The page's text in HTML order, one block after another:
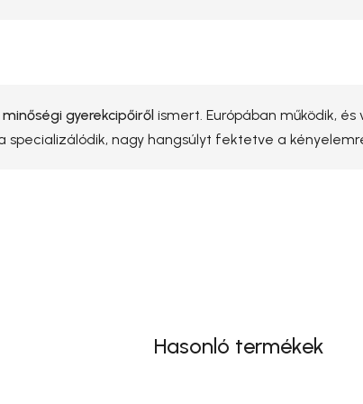
minőségi gyerekcipőiről ismert. Európában működik,
specializálódik, nagy hangsúlyt fektetve a
Hasonló termékek